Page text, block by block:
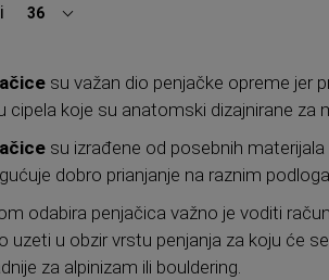
U KOŠARICU
36
su važan dio penjačke opreme jer
cipela koje su anatomski dizajnirane
su izrađene od posebnih materijala
dobro prianjanje na raznim
odabira penjačica važno je voditi
uzeti u obzir vrstu penjanja za koju će
za alpinizam ili bouldering.